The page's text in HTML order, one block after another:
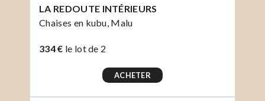
LA REDOUTE INTÉRIEURS
Chaises en kubu, Malu
334 € le lot de 2
ACHETER